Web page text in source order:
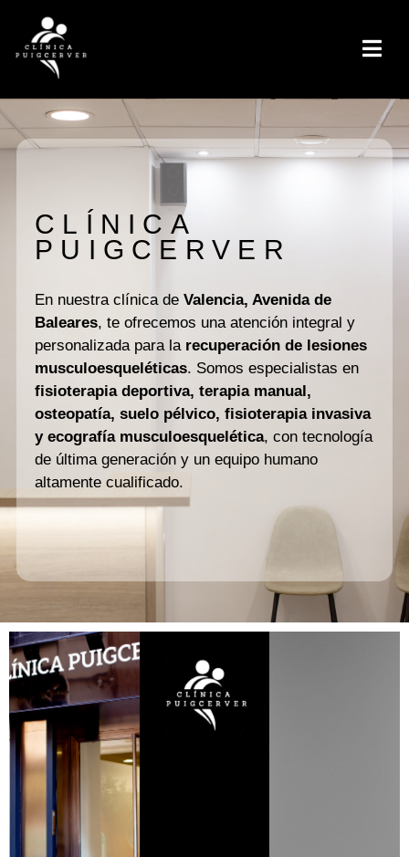
CLÍNICA
PUIGCERVER
En nuestra clínica de Valencia, Avenida de
Baleares, te ofrecemos una atención integral y
personalizada para la recuperación de lesiones
musculoesqueléticas. Somos especialistas en
fisioterapia deportiva, terapia manual,
osteopatía, suelo pélvico, fisioterapia invasiva
y ecografía musculoesquelética, con tecnología
de última generación y un equipo humano
altamente cualificado.